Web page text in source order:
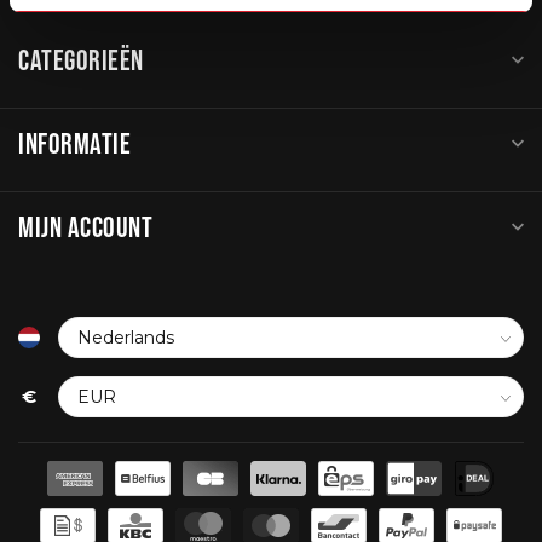
CATEGORIEËN
INFORMATIE
MIJN ACCOUNT
€